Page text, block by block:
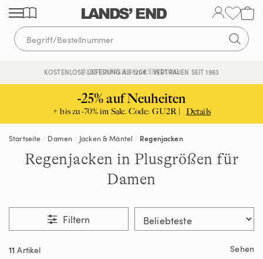
Direkt
zum
Inhalt
Direkt
zur
Navigation
Direkt
zur
Suche
KOSTENLOSE LIEFERUNG AB 120€ | VERTRAUEN SEIT 1963
KOSTENFREIE RÜCKSENDUNG
-25% auf Neuheiten
+ bis zu -70% im Sale. Code: GU2R | Details
Startseite Damen Jacken & Mäntel Regenjacken
Regenjacken in Plusgrößen für
Damen
Filtern
11 Artikel Sehen